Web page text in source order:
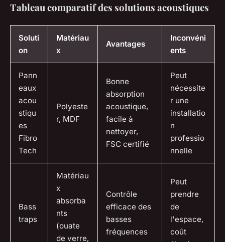
Tableau comparatif des solutions acoustiques
Soluti
on
Matériau
x
Avantages
Inconvéni
ents
Pann
eaux
acou
stiqu
es
Fibro
Tech
Polyeste
r, MDF
Bonne
absorption
acoustique,
facile à
nettoyer,
FSC certifié
Peut
nécessite
r une
installatio
n
professio
nnelle
Bass
traps
Matériau
x
absorba
nts
(ouate
de verre,
Contrôle
efficace des
basses
fréquences
Peut
prendre
de
l'espace,
coût